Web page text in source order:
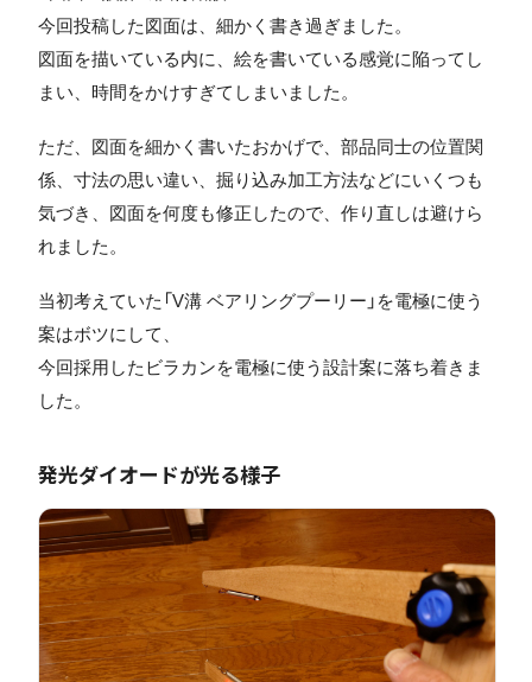
今回投稿した図面は、細かく書き過ぎました。
図面を描いている内に、絵を書いている感覚に陥ってし
まい、時間をかけすぎてしまいました。
ただ、図面を細かく書いたおかげで、部品同士の位置関
係、寸法の思い違い、掘り込み加工方法などにいくつも
気づき、図面を何度も修正したので、作り直しは避けら
れました。
当初考えていた「V溝 ベアリングプーリー」を電極に使う
案はボツにして、
今回採用したビラカンを電極に使う設計案に落ち着きま
した。
発光ダイオードが光る様子